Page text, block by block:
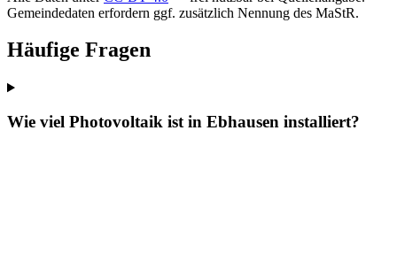
Gemeindedaten erfordern ggf. zusätzlich Nennung des MaStR.
Häufige Fragen
Wie viel Photovoltaik ist in Ebhausen installiert?